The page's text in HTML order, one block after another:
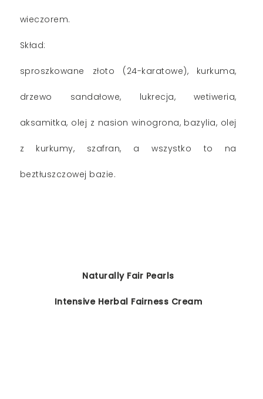
wieczorem.
Skład:
sproszkowane złoto (24-karatowe), kurkuma,
drzewo sandałowe, lukrecja, wetiweria,
aksamitka, olej z nasion winogrona, bazylia, olej
z kurkumy, szafran, a wszystko to na
beztłuszczowej bazie.
Naturally Fair Pearls
Intensive Herbal Fairness Cream